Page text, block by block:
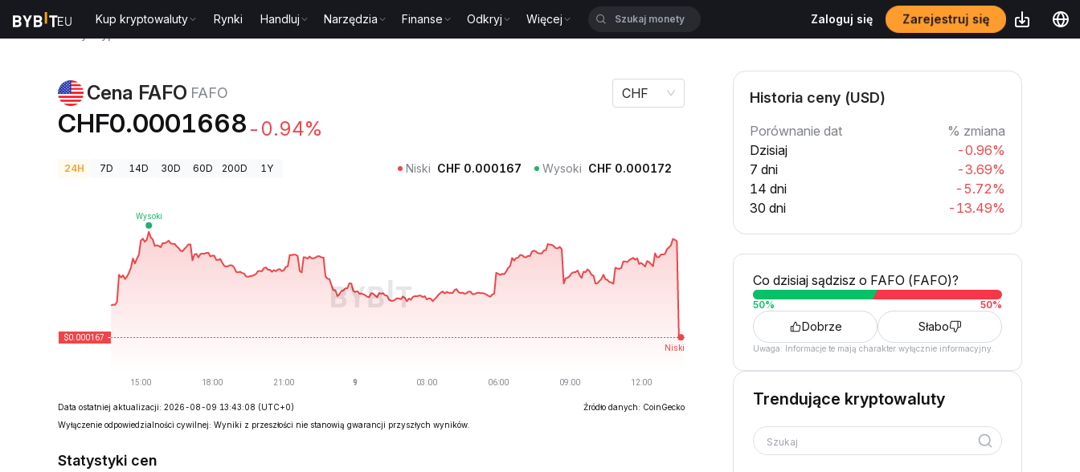
Kup kryptowaluty Rynki Handluj Narzędzia Finanse Odkryj Więcej Zaloguj się Zarejestruj się
Cena FAFO FAFO
CHF0.0001668 -0.94%
CHF
24H 7D 14D 30D 60D 200D 1Y Niski CHF 0.000167 Wysoki CHF 0.000172
Data ostatniej aktualizacji: 2026-08-09 13:43:08 (UTC+0)
Źródło danych: CoinGecko
Wyłączenie odpowiedzialności cywilnej: Wyniki z przeszłości nie stanowią gwarancji przyszłych wyników.
Statystyki cen
Historia ceny (USD)
Porównanie dat
% zmiana
Dzisiaj
-0.96%
7 dni
-3.69%
14 dni
-5.72%
30 dni
-13.49%
Co dzisiaj sądzisz o FAFO (FAFO)?
50% 50%
Dobrze Słabo
Uwaga: Informacje te mają charakter wyłącznie informacyjny.
Trendujące kryptowaluty
Szukaj